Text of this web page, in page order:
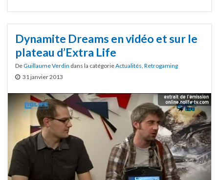
Dynamite Dreams en vidéo et sur le
plateau d’Extra Life
DeGuillaume Verdin dans la catégorieActualités Retrogaming
31 janvier 2013